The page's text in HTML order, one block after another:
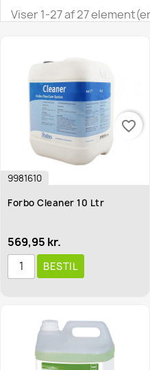
Viser 1-27 af 27
9981610
Forbo Cleaner 10 Ltr
569,95 kr.
BESTIL
favorite_border